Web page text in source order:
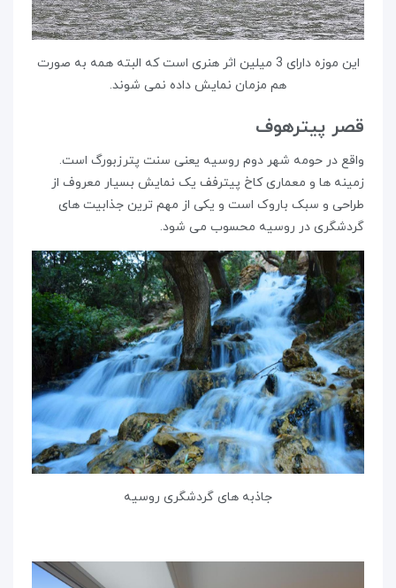
این موزه دارای 3 میلین اثر هنری است که البته همه به صورت
هم مزمان نمایش داده نمی شوند.
قصر پیترهوف
واقع در حومه شهر دوم روسیه یعنی سنت پترزبورگ است.
زمینه ها و معماری کاخ پیترفف یک نمایش بسیار معروف از
طراحی و سبک باروک است و یکی از مهم ترین جذابیت های
گردشگری در روسیه محسوب می شود.
جاذبه های گردشگری روسیه